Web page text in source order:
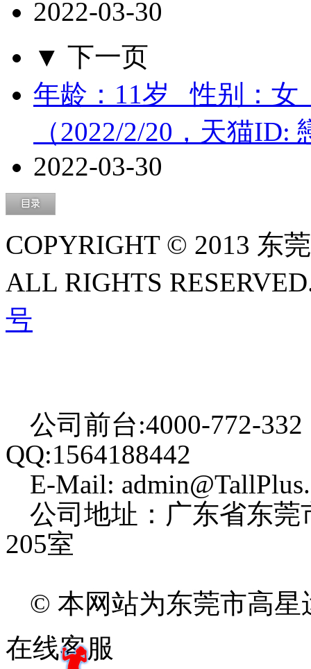
2022-03-30
▼ 下一页
年龄：11岁 性别：女
（2022/2/20，天猫
2022-03-30
COPYRIGHT © 2013 东
ALL RIGHTS
号
公司前台:4000-772-
QQ:1564188442
E-Mail:
公司地址：广东省东
205室
© 本网站为东莞市高
在线客服